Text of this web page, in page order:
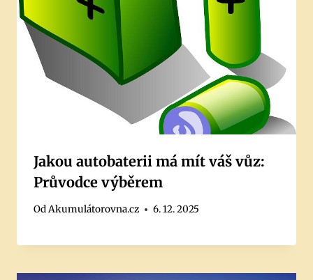
Jakou autobaterii má mít váš vůz:
Průvodce výběrem
OdAkumulátorovna.cz 6. 12. 2025